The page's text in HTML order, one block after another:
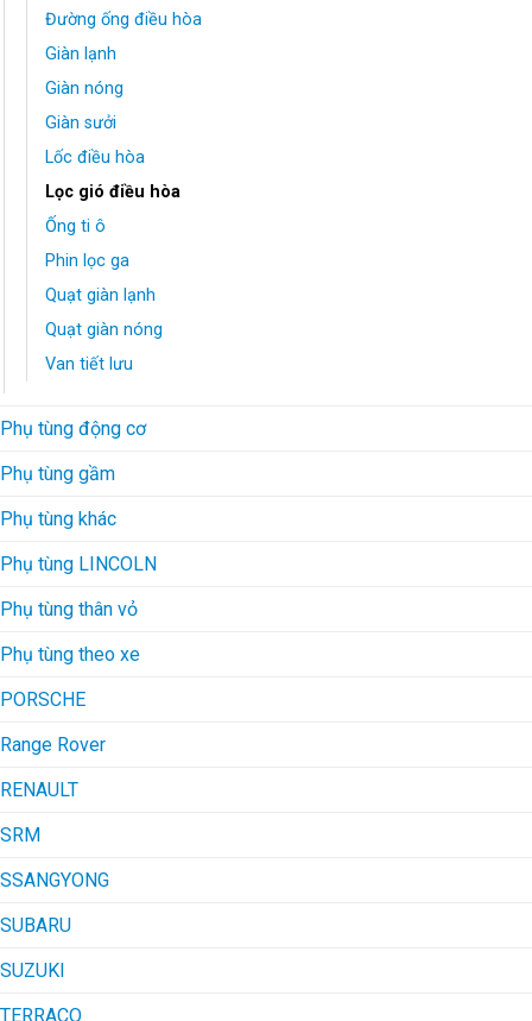
Đường ống điều hòa
Giàn lạnh
Giàn nóng
Giàn sưởi
Lốc điều hòa
Lọc gió điều hòa
Ống ti ô
Phin lọc ga
Quạt giàn lạnh
Quạt giàn nóng
Van tiết lưu
Phụ tùng động cơ
Phụ tùng gầm
Phụ tùng khác
Phụ tùng LINCOLN
Phụ tùng thân vỏ
Phụ tùng theo xe
PORSCHE
Range Rover
RENAULT
SRM
SSANGYONG
SUBARU
SUZUKI
TERRACO